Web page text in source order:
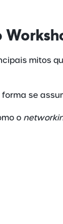
mitos
forma se
o